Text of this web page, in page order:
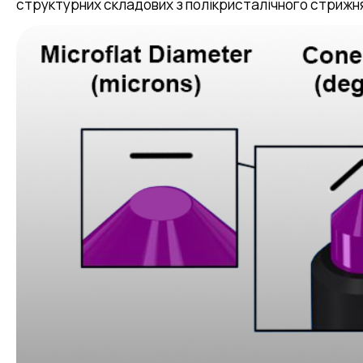
структурних складових з полікристалічного